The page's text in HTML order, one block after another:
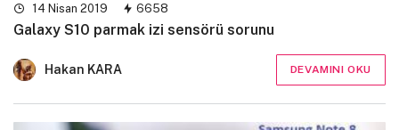
14 Nisan 2019 6658
Galaxy S10 parmak izi sensörü sorunu
Hakan KARA DEVAMINI OKU